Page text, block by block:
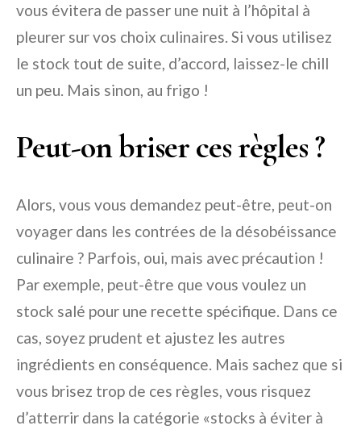
vous évitera de passer une nuit à l’hôpital à
pleurer sur vos choix culinaires. Si vous utilisez
le stock tout de suite, d’accord, laissez-le chill
un peu. Mais sinon, au frigo !
Peut-on briser ces règles ?
Alors, vous vous demandez peut-être, peut-on
voyager dans les contrées de la désobéissance
culinaire ? Parfois, oui, mais avec précaution !
Par exemple, peut-être que vous voulez un
stock salé pour une recette spécifique. Dans ce
cas, soyez prudent et ajustez les autres
ingrédients en conséquence. Mais sachez que si
vous brisez trop de ces règles, vous risquez
d’atterrir dans la catégorie «stocks à éviter à